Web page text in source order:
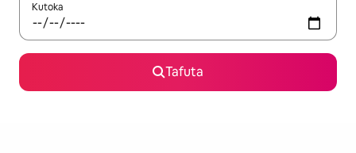
Kutoka
Tafuta